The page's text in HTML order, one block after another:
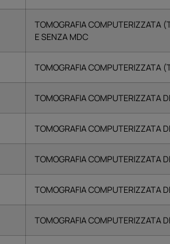
TOMOGRAFIA COMPUTERIZZATA
E SENZA MDC
TOMOGRAFIA COMPUTERIZZATA
TOMOGRAFIA COMPUTERIZZATA
TOMOGRAFIA COMPUTERIZZATA
TOMOGRAFIA COMPUTERIZZATA
TOMOGRAFIA COMPUTERIZZATA
TOMOGRAFIA COMPUTERIZZATA